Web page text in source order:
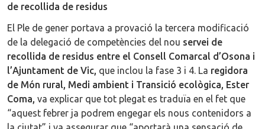
de recollida de residus
El Ple de gener portava a provació la tercera modificació
de la delegació de competències del nou servei de
recollida de residus entre el Consell Comarcal d’Osona i
l’Ajuntament de Vic, que inclou la fase 3 i 4. La regidora
de Món rural, Medi ambient i Transició ecològica, Ester
Coma, va explicar que tot plegat es traduïa en el fet que
“aquest febrer ja podrem engegar els nous contenidors a